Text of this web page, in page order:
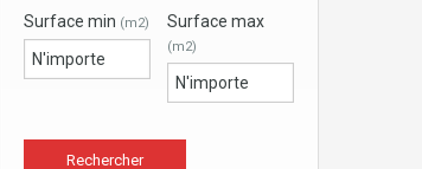
Surface min (m2) Surface max
(m2)